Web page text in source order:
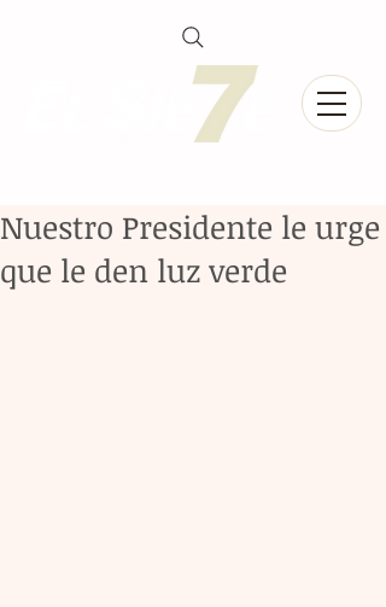
Nuestro Presidente le urge
que le den luz verde